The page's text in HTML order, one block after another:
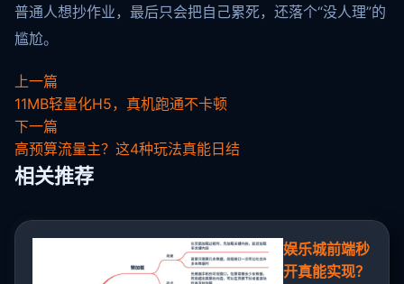
普通人想抄作业，最后只会把自己累死，还落个“没人理”的
尴尬。
上一篇
11MB轻量化H5，真机跑通不卡顿
下一篇
高预算流量主？这4种玩法真能日结
相关推荐
娱乐城前端秒
开真能实现？